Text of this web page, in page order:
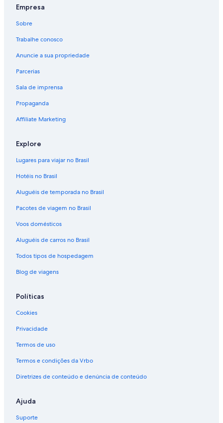
Empresa
Sobre
Trabalhe conosco
Anuncie a sua propriedade
Parcerias
Sala de imprensa
Propaganda
Affiliate Marketing
Explore
Lugares para viajar no Brasil
Hotéis no Brasil
Aluguéis de temporada no Brasil
Pacotes de viagem no Brasil
Voos domésticos
Aluguéis de carros no Brasil
Todos tipos de hospedagem
Blog de viagens
Políticas
Cookies
Privacidade
Termos de uso
Termos e condições da Vrbo
Diretrizes de conteúdo e denúncia de conteúdo
Ajuda
Suporte